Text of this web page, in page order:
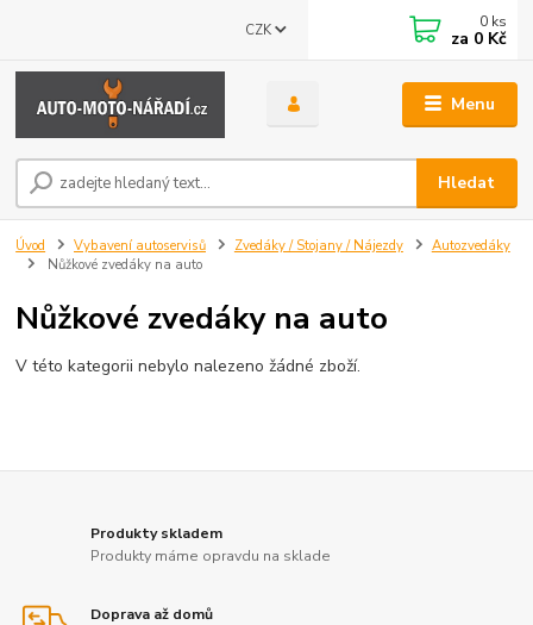
Menu
CZK
Hledat
0 ks
za 0 Kč
Úvod Vybavení autoservisů Zvedáky / Stojany / Nájezdy
Autozvedáky
Nůžkové zvedáky na auto
Nůžkové zvedáky na auto
V této kategorii nebylo nalezeno žádné zboží.
Produkty skladem
Produkty máme opravdu na sklade
Doprava až domů